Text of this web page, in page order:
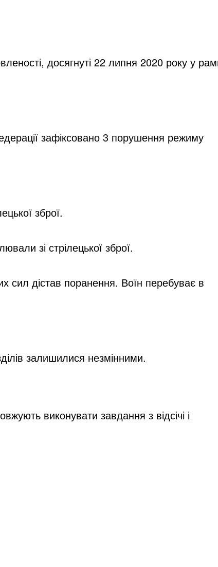
досягнуті 22 липня 2020 року у
зафіксовано 3 порушення режиму
зброї.
зі стрілецької зброї.
сил дістав поранення. Воїн перебуває в
залишилися незмінними.
виконувати завдання з відсічі і